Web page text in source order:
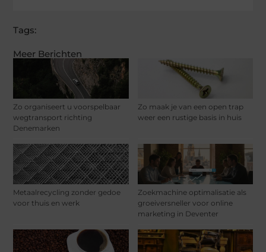
Meer Berichten
Zo organiseert u voorspelbaar
wegtransport richting
Denemarken
Zo maak je van een open trap
weer een rustige basis in huis
Metaalrecycling zonder gedoe
voor thuis en werk
Zoekmachine optimalisatie als
groeiversneller voor online
marketing in Deventer
Tags: